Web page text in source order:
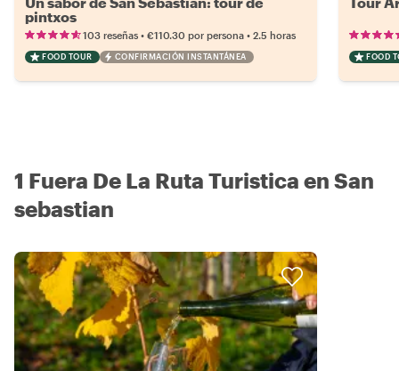
pintxos
103 reseñas • €110.30 por persona • 2.5 horas
FOOD TOUR CONFIRMACIÓN INSTANTÁNEA FOOD
1 Fuera De La Ruta Turistica en San
sebastian